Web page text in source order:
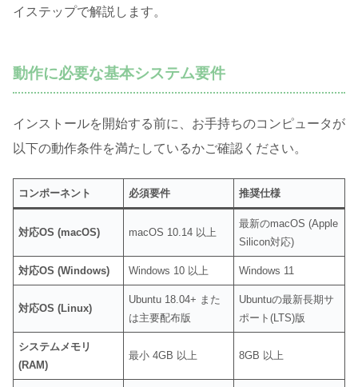
イステップで解説します。
動作に必要な基本システム要件
インストールを開始する前に、お手持ちのコンピュータが
以下の動作条件を満たしているかご確認ください。
コンポーネント 必須要件 推奨仕様
対応OS (macOS) macOS 10.14 以上
最新のmacOS (Apple
Silicon対応)
対応OS (Windows) Windows 10 以上 Windows 11
対応OS (Linux)
Ubuntu 18.04+ また
は主要配布版
Ubuntuの最新長期サ
ポート(LTS)版
システムメモリ
(RAM)
最小 4GB 以上 8GB 以上